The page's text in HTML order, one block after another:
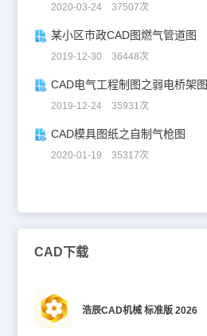
2020-03-24 37507次
某小区市政CAD图燃气管道图
2019-12-30 36448次
CAD电气工程制图之弱电桥架图
2019-12-24 35931次
CAD模具图纸之自制气枪图
2020-01-19 35317次
CAD下载
浩辰CAD机械 标准版 2026